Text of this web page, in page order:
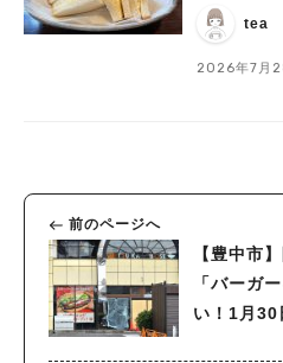
tea
2026年7月
前のページへ
【豊中市
「バーガ
い！1月30